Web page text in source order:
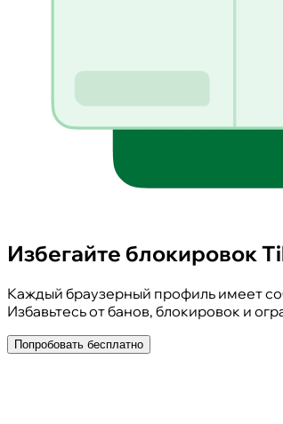
Избегайте блокировок
Каждый браузерный профиль имеет
Избавьтесь от банов, блокировок и
Попробовать бесплатно